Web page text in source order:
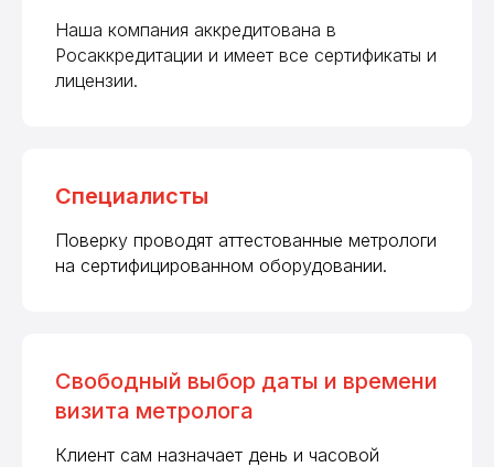
Наша компания аккредитована в
Росаккредитации и имеет все сертификаты и
лицензии.
Специалисты
Поверку проводят аттестованные метрологи
на сертифицированном оборудовании.
Свободный выбор даты и времени
визита метролога
Клиент сам назначает день и часовой